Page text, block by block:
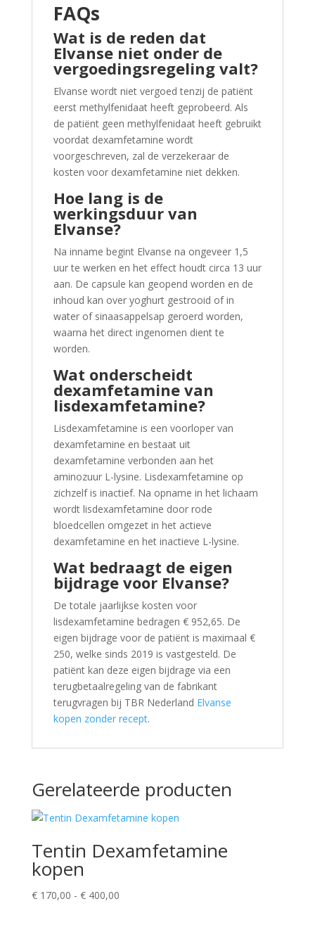
FAQs
Wat is de reden dat
Elvanse niet onder de
vergoedingsregeling valt?
Elvanse wordt niet vergoed tenzij de patiënt
eerst methylfenidaat heeft geprobeerd. Als
de patiënt geen methylfenidaat heeft gebruikt
voordat dexamfetamine wordt
voorgeschreven, zal de verzekeraar de
kosten voor dexamfetamine niet dekken.
Hoe lang is de
werkingsduur van
Elvanse?
Na inname begint Elvanse na ongeveer 1,5
uur te werken en het effect houdt circa 13 uur
aan. De capsule kan geopend worden en de
inhoud kan over yoghurt gestrooid of in
water of sinaasappelsap geroerd worden,
waarna het direct ingenomen dient te
worden.
Wat onderscheidt
dexamfetamine van
lisdexamfetamine?
Lisdexamfetamine is een voorloper van
dexamfetamine en bestaat uit
dexamfetamine verbonden aan het
aminozuur L-lysine. Lisdexamfetamine op
zichzelf is inactief. Na opname in het lichaam
wordt lisdexamfetamine door rode
bloedcellen omgezet in het actieve
dexamfetamine en het inactieve L-lysine.
Wat bedraagt de eigen
bijdrage voor Elvanse?
De totale jaarlijkse kosten voor
lisdexamfetamine bedragen € 952,65. De
eigen bijdrage voor de patiënt is maximaal €
250, welke sinds 2019 is vastgesteld. De
patiënt kan deze eigen bijdrage via een
terugbetaalregeling van de fabrikant
terugvragen bij TBR Nederland Elvanse
kopen zonder recept.
Gerelateerde producten
Tentin Dexamfetamine
kopen
€170,00 - €400,00Prijsklasse: